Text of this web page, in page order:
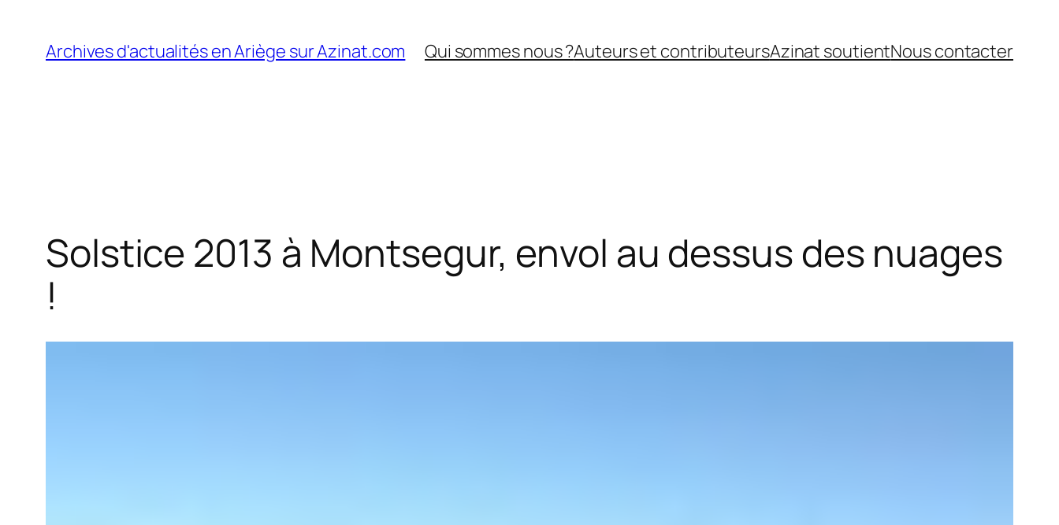
contenu
Archives d'actualités en Ariège sur Azinat.com Qui sommes nous ?Auteurs et contributeursAzinat soutientNous contacter
Solstice 2013 à Montsegur, envol au dessus des nuages
!